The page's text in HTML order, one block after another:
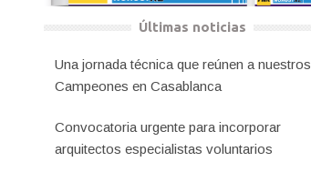
Últimas noticias
Una jornada técnica que reúnen a nuestros
Campeones en Casablanca
Convocatoria urgente para incorporar
arquitectos especialistas voluntarios